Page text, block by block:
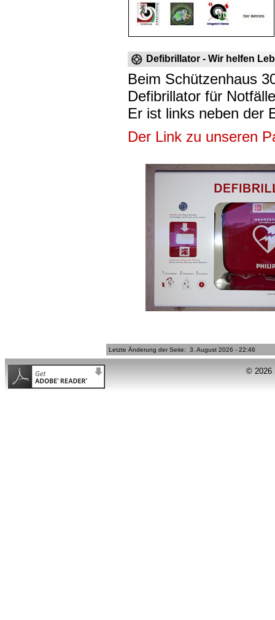
Defibrillator - Wir helfen
Beim Schützenhaus
Defibrillator für
Er ist links neben der
Der Link zu unseren
Letzte Änderung der Seite: 3. August 2026 - 22:46
© 2026